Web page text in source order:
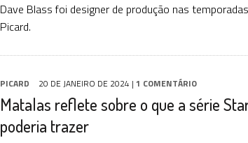
Dave Blass foi designer de produção nas
Picard.
PICARD 20 DE JANEIRO DE 2024 | 1 COMENTÁRIO
Matalas reflete sobre o que a série
poderia trazer